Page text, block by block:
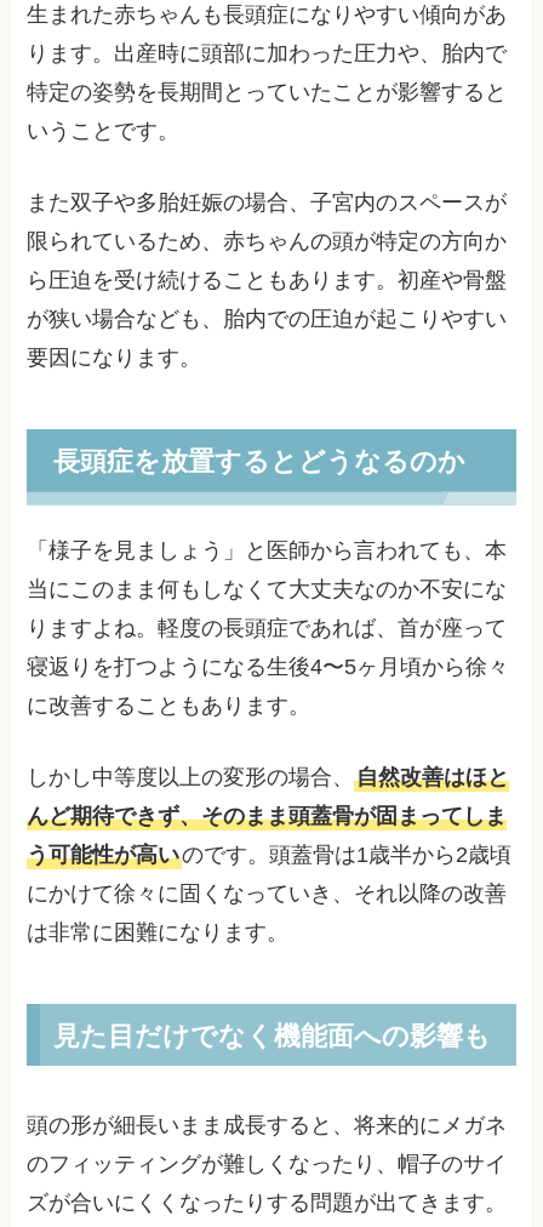
生まれた赤ちゃんも長頭症になりやすい傾向があ
ります。出産時に頭部に加わった圧力や、胎内で
特定の姿勢を長期間とっていたことが影響すると
いうことです。
また双子や多胎妊娠の場合、子宮内のスペースが
限られているため、赤ちゃんの頭が特定の方向か
ら圧迫を受け続けることもあります。初産や骨盤
が狭い場合なども、胎内での圧迫が起こりやすい
要因になります。
長頭症を放置するとどうなるのか
「様子を見ましょう」と医師から言われても、本
当にこのまま何もしなくて大丈夫なのか不安にな
りますよね。軽度の長頭症であれば、首が座って
寝返りを打つようになる生後4〜5ヶ月頃から徐々
に改善することもあります。
しかし中等度以上の変形の場合、自然改善はほと
んど期待できず、そのまま頭蓋骨が固まってしま
う可能性が高いのです。頭蓋骨は1歳半から2歳頃
にかけて徐々に固くなっていき、それ以降の改善
は非常に困難になります。
見た目だけでなく機能面への影響も
頭の形が細長いまま成長すると、将来的にメガネ
のフィッティングが難しくなったり、帽子のサイ
ズが合いにくくなったりする問題が出てきます。